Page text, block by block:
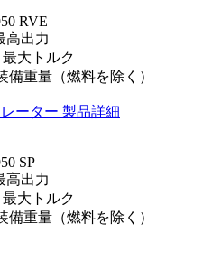
RVE
高出力
最大トルク
備重量（燃料を除く）
ーター 製品詳細
SP
高出力
最大トルク
備重量（燃料を除く）